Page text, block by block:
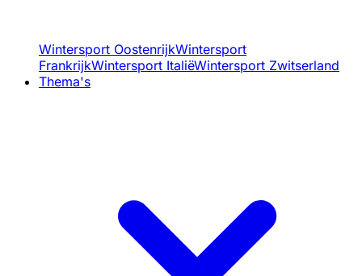
Wintersport OostenrijkWintersport
FrankrijkWintersport ItaliëWintersport Zwitserland
Thema's